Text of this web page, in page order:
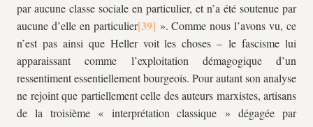
par aucune classe sociale en particulier, et n’a été soutenue par
aucune d’elle en particulier
». Comme nous l’avons vu, ce
n’est pas ainsi que Heller voit les choses – le fascisme lui
apparaissant comme l’exploitation démagogique d’un
ressentiment essentiellement bourgeois. Pour autant son analyse
ne rejoint que partiellement celle des auteurs marxistes, artisans
de la troisième « interprétation classique » dégagée par